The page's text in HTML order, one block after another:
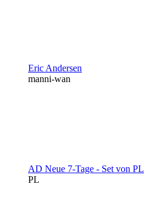
Eric Andersen
manni-wan
AD Neue 7-Tage - Set von PL
PL